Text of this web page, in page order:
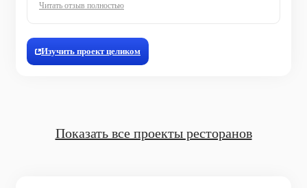
Читать отзыв полностью
Изучить проект целиком
Показать все проекты ресторанов